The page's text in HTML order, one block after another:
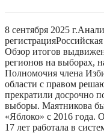
8 сентября 2025 г.
регистрация
Обзор итогов
регионов на выборах,
Полномочия члена
области с правом
прекратили досрочно
выборы. Маятникова
«Яблоко» с 2016 года.
17 лет работала в